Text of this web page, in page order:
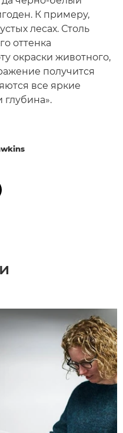
К примеру,
лесах. Столь
оттенка
окраски животного,
получится
все яркие
глубина».